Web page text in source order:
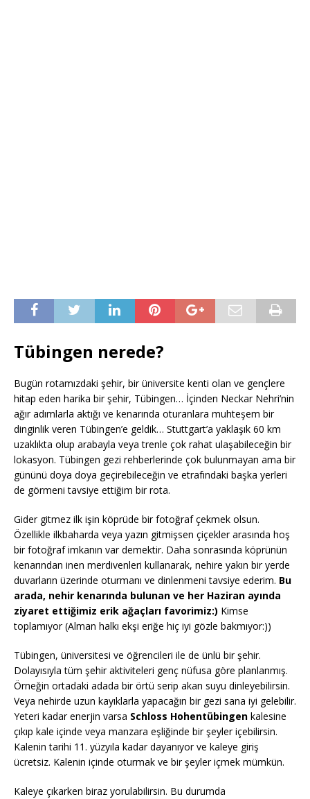
Tübingen nerede?
Bugün rotamızdaki şehir, bir üniversite kenti olan ve gençlere
hitap eden harika bir şehir, Tübingen… İçinden Neckar Nehri’nin
ağır adımlarla aktığı ve kenarında oturanlara muhteşem bir
dinginlik veren Tübingen’e geldik… Stuttgart’a yaklaşık 60 km
uzaklıkta olup arabayla veya trenle çok rahat ulaşabileceğin bir
lokasyon. Tübingen gezi rehberlerinde çok bulunmayan ama bir
gününü doya doya geçirebileceğin ve etrafındaki başka yerleri
de görmeni tavsiye ettiğim bir rota.
Gider gitmez ilk işin köprüde bir fotoğraf çekmek olsun.
Özellikle ilkbaharda veya yazın gitmişsen çiçekler arasında hoş
bir fotoğraf imkanın var demektir. Daha sonrasında köprünün
kenarından inen merdivenleri kullanarak, nehire yakın bir yerde
duvarların üzerinde oturmanı ve dinlenmeni tavsiye ederim. Bu
arada, nehir kenarında bulunan ve her Haziran ayında
ziyaret ettiğimiz erik ağaçları favorimiz:) Kimse
toplamıyor (Alman halkı ekşi eriğe hiç iyi gözle bakmıyor:))
Tübingen, üniversitesi ve öğrencileri ile de ünlü bir şehir.
Dolayısıyla tüm şehir aktiviteleri genç nüfusa göre planlanmış.
Örneğin ortadaki adada bir örtü serip akan suyu dinleyebilirsin.
Veya nehirde uzun kayıklarla yapacağın bir gezi sana iyi gelebilir.
Yeteri kadar enerjin varsa Schloss Hohentübingen kalesine
çıkıp kale içinde veya manzara eşliğinde bir şeyler içebilirsin.
Kalenin tarihi 11. yüzyıla kadar dayanıyor ve kaleye giriş
ücretsiz. Kalenin içinde oturmak ve bir şeyler içmek mümkün.
Kaleye çıkarken biraz yorulabilirsin. Bu durumda